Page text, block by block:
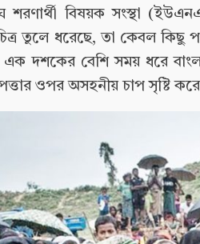
শরণার্থী বিষয়ক সংস্থা
তুলে ধরেছে, তা কেবল কিছু
দশকের বেশি সময় ধরে
ওপর অসহনীয় চাপ সৃষ্টি